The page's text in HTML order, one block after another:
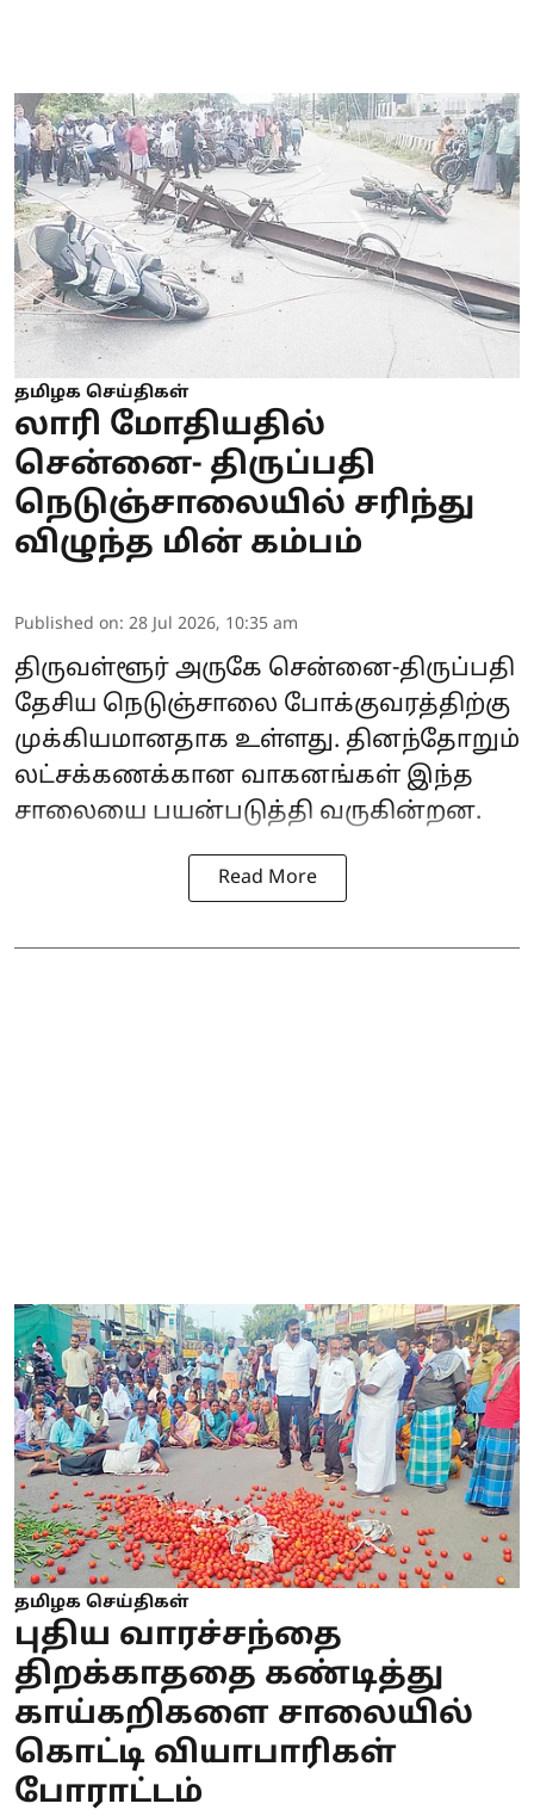
தமிழக செய்திகள்
லாரி மோதியதில்
சென்னை- திருப்பதி
நெடுஞ்சாலையில் சரிந்து
விழுந்த மின் கம்பம்
Published on: 28 Jul 2026, 10:35 am
திருவள்ளூர் அருகே சென்னை-திருப்பதி
தேசிய நெடுஞ்சாலை போக்குவரத்திற்கு
முக்கியமானதாக உள்ளது. தினந்தோறும்
லட்சக்கணக்கான வாகனங்கள் இந்த
சாலையை பயன்படுத்தி வருகின்றன.
Read More
தமிழக செய்திகள்
புதிய வாரச்சந்தை
திறக்காததை கண்டித்து
காய்கறிகளை சாலையில்
கொட்டி வியாபாரிகள்
போராட்டம்